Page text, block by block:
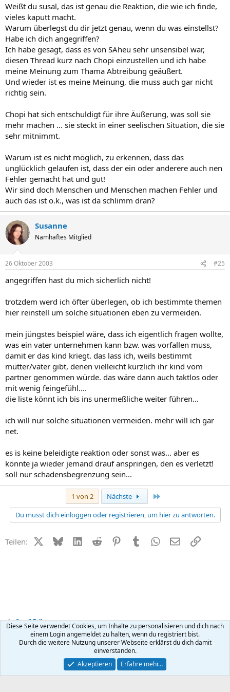
Weißt du susal, das ist genau die Reaktion, die wie ich finde,
vieles kaputt macht.
Warum überlegst du dir jetzt genau, wenn du was einstellst?
Habe ich dich angegriffen?
Ich habe gesagt, dass es von SAheu sehr unsensibel war,
diesen Thread kurz nach Chopi einzustellen und ich habe
meine Meinung zum Thama Abtreibung geäußert.
Und wieder ist es meine Meinung, die muss auch gar nicht
richtig sein.
Chopi hat sich entschuldigt für ihre Äußerung, was soll sie
mehr machen ... sie steckt in einer seelischen Situation, die sie
sehr mitnimmt.
Warum ist es nicht möglich, zu erkennen, dass das
unglücklich gelaufen ist, dass der ein oder anderere auch nen
Fehler gemacht hat und gut!
Wir sind doch Menschen und Menschen machen Fehler und
auch das ist o.k., was ist da schlimm dran?
Susanne
Namhaftes Mitglied
26 Oktober 2003 #25
angegriffen hast du mich sicherlich nicht!
trotzdem werd ich öfter überlegen, ob ich bestimmte themen
hier reinstell um solche situationen eben zu vermeiden.
mein jüngstes beispiel wäre, dass ich eigentlich fragen wollte,
was ein vater unternehmen kann bzw. was vorfallen muss,
damit er das kind kriegt. das lass ich, weils bestimmt
mütter/väter gibt, denen vielleicht kürzlich ihr kind vom
partner genommen würde. das wäre dann auch taktlos oder
mit wenig feingefühl....
die liste könnt ich bis ins unermeßliche weiter führen...
ich will nur solche situationen vermeiden. mehr will ich gar
net.
es is keine beleidigte reaktion oder sonst was... aber es
könnte ja wieder jemand drauf anspringen, den es verletzt!
soll nur schadensbegrenzung sein...
1 von 2 Nächste
Du musst dich einloggen oder registrieren, um hier zu antworten.
Teilen: X (Twitter)
BlueskyLinkedIn
Reddit PinterestTumblr WhatsApp
E-MailLink
Small Talk
Kontakt Nutzungsbedingungen Datenschutz Hilfe
R
Community platform by XenForo ® © 2010-2026 XenForo Ltd.
Diese Seite verwendet Cookies, um Inhalte zu personalisieren und dich nach
einem Login angemeldet zu halten, wenn du registriert bist.
Durch die weitere Nutzung unserer Webseite erklärst du dich damit
einverstanden.
Akzeptieren
Erfahre mehr…